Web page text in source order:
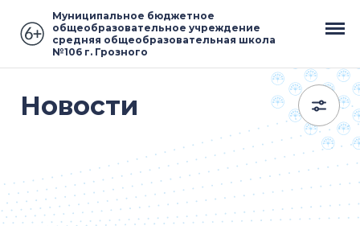
Муниципальное бюджетное
общеобразовательное учреждение
средняя общеобразовательная школа
№106 г. Грозного
Новости